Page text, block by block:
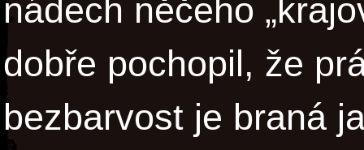
nádech něčeho
dobře pochopil, že
bezbarvost je braná